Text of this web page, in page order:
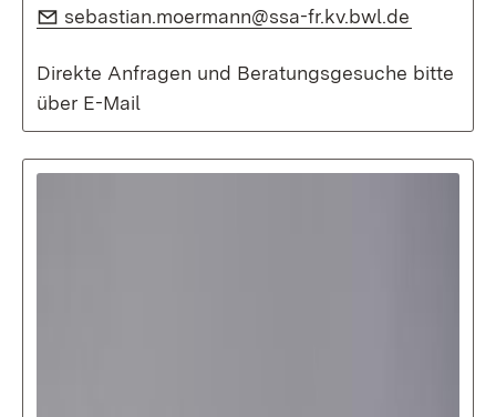
E-Mail:
sebastian.moermann@ssa-fr.kv.bwl.de
Direkte Anfragen und Beratungsgesuche bitte
über E-Mail